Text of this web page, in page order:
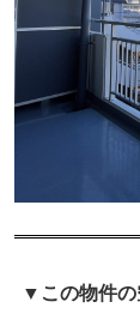
▼この物件の